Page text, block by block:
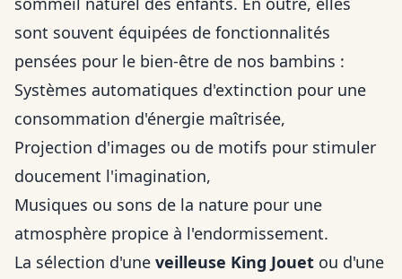
sont souvent équipées de fonctionnalités
pensées pour le bien-être de nos bambins :
Systèmes automatiques d'extinction pour une
consommation d'énergie maîtrisée,
Projection d'images ou de motifs pour stimuler
doucement l'imagination,
Musiques ou sons de la nature pour une
atmosphère propice à l'endormissement.
La sélection d'une veilleuse King Jouet ou d'une